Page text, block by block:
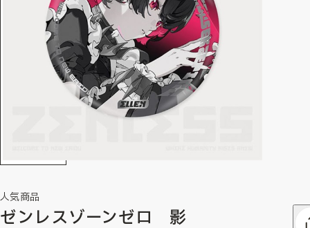
人気商品
ゼンレスゾーンゼロ 影